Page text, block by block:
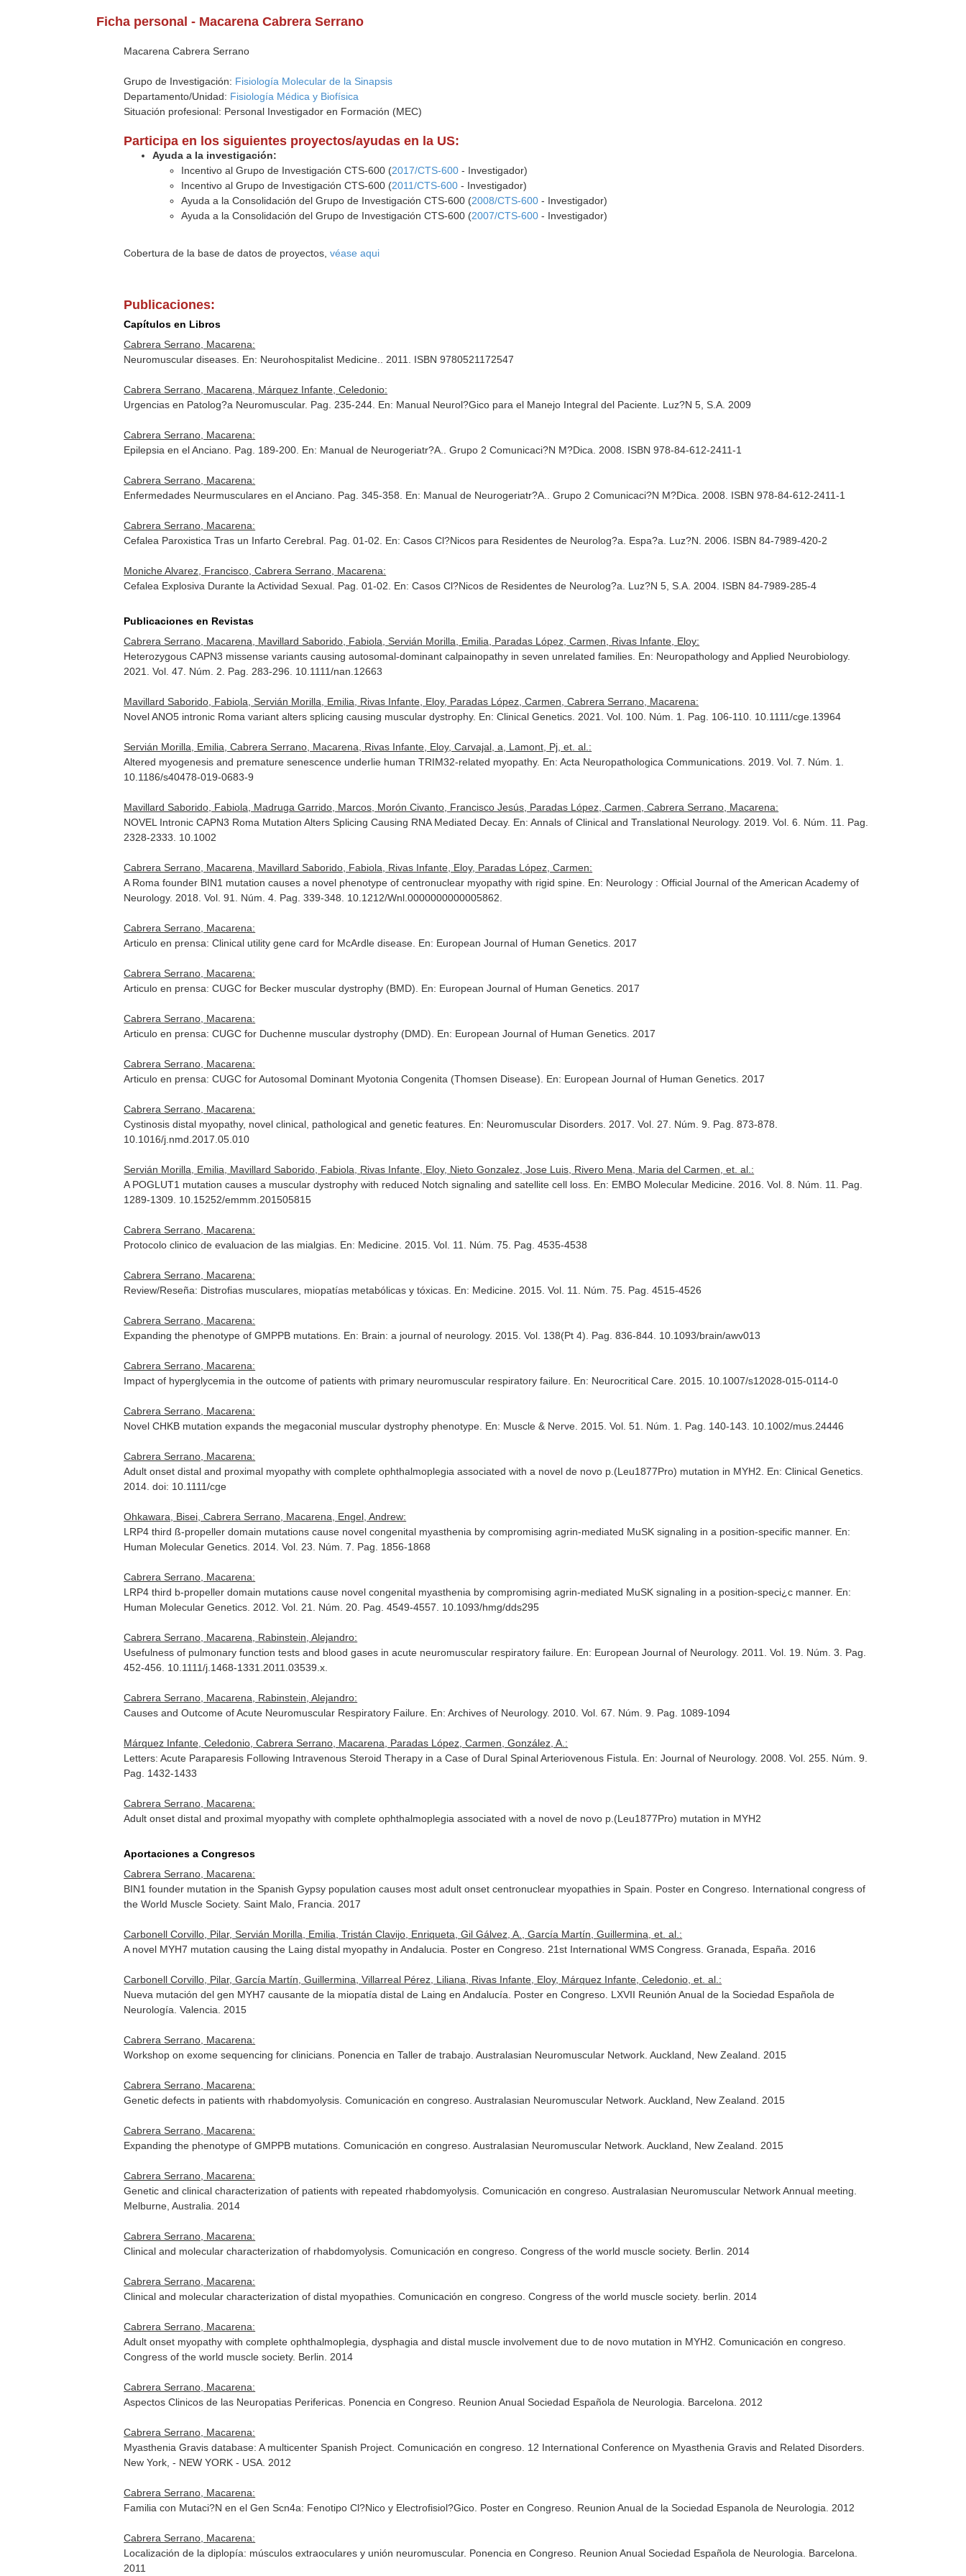
Ficha personal - Macarena Cabrera Serrano
Macarena Cabrera Serrano
Grupo de Investigación: Fisiología Molecular de la Sinapsis
Departamento/Unidad: Fisiología Médica y Biofísica
Situación profesional: Personal Investigador en Formación (MEC)
Participa en los siguientes proyectos/ayudas en la US:
Ayuda a la investigación:
Incentivo al Grupo de Investigación CTS-600 (2017/CTS-600 - Investigador)
Incentivo al Grupo de Investigación CTS-600 (2011/CTS-600 - Investigador)
Ayuda a la Consolidación del Grupo de Investigación CTS-600 (2008/CTS-600 - Investigador)
Ayuda a la Consolidación del Grupo de Investigación CTS-600 (2007/CTS-600 - Investigador)
Cobertura de la base de datos de proyectos,véase aqui
Publicaciones:
Capítulos en Libros
Cabrera Serrano, Macarena:
Neuromuscular diseases. En: Neurohospitalist Medicine. . 2011. ISBN 9780521172547
Cabrera Serrano, Macarena, Márquez Infante, Celedonio:
Urgencias en Patolog?a Neuromuscular. Pag. 235-244. En: Manual Neurol?Gico para el Manejo Integral del Paciente . Luz?N 5, S.A. 2009
Cabrera Serrano, Macarena:
Epilepsia en el Anciano. Pag. 189-200. En: Manual de Neurogeriatr?A. . Grupo 2 Comunicaci?N M?Dica. 2008. ISBN 978-84-612-2411-1
Cabrera Serrano, Macarena:
Enfermedades Neurmusculares en el Anciano. Pag. 345-358. En: Manual de Neurogeriatr?A. . Grupo 2 Comunicaci?N M?Dica. 2008. ISBN 978-84-612-2411-1
Cabrera Serrano, Macarena:
Cefalea Paroxistica Tras un Infarto Cerebral. Pag. 01-02. En: Casos Cl?Nicos para Residentes de Neurolog?a . Espa?a. Luz?N. 2006. ISBN 84-7989-420-2
Moniche Alvarez, Francisco, Cabrera Serrano, Macarena:
Cefalea Explosiva Durante la Actividad Sexual. Pag. 01-02. En: Casos Cl?Nicos de Residentes de Neurolog?a . Luz?N 5, S.A. 2004. ISBN 84-7989-285-4
Publicaciones en Revistas
Cabrera Serrano, Macarena, Mavillard Saborido, Fabiola, Servián Morilla, Emilia, Paradas López, Carmen, Rivas Infante, Eloy:
Heterozygous CAPN3 missense variants causing autosomal-dominant calpainopathy in seven unrelated families. En: Neuropathology and Applied Neurobiology.
2021. Vol. 47. Núm. 2. Pag. 283-296. 10.1111/nan.12663
Mavillard Saborido, Fabiola, Servián Morilla, Emilia, Rivas Infante, Eloy, Paradas López, Carmen, Cabrera Serrano, Macarena:
Novel ANO5 intronic Roma variant alters splicing causing muscular dystrophy. En: Clinical Genetics . 2021. Vol. 100. Núm. 1. Pag. 106-110. 10.1111/cge.13964
Servián Morilla, Emilia, Cabrera Serrano, Macarena, Rivas Infante, Eloy, Carvajal, a, Lamont, Pj, et. al.:
Altered myogenesis and premature senescence underlie human TRIM32-related myopathy. En: Acta Neuropathologica Communications . 2019. Vol. 7. Núm. 1.
10.1186/s40478-019-0683-9
Mavillard Saborido, Fabiola, Madruga Garrido, Marcos, Morón Civanto, Francisco Jesús, Paradas López, Carmen, Cabrera Serrano, Macarena:
NOVEL Intronic CAPN3 Roma Mutation Alters Splicing Causing RNA Mediated Decay. En: Annals of Clinical and Translational Neurology. 2019. Vol. 6. Núm. 11. Pag.
2328-2333. 10.1002
Cabrera Serrano, Macarena, Mavillard Saborido, Fabiola, Rivas Infante, Eloy, Paradas López, Carmen:
A Roma founder BIN1 mutation causes a novel phenotype of centronuclear myopathy with rigid spine. En: Neurology : Official Journal of the American Academy of
Neurology. 2018. Vol. 91. Núm. 4. Pag. 339-348. 10.1212/Wnl.0000000000005862.
Cabrera Serrano, Macarena:
Articulo en prensa: Clinical utility gene card for McArdle disease. En: European Journal of Human Genetics . 2017
Cabrera Serrano, Macarena:
Articulo en prensa: CUGC for Becker muscular dystrophy (BMD). En: European Journal of Human Genetics . 2017
Cabrera Serrano, Macarena:
Articulo en prensa: CUGC for Duchenne muscular dystrophy (DMD). En: European Journal of Human Genetics . 2017
Cabrera Serrano, Macarena:
Articulo en prensa: CUGC for Autosomal Dominant Myotonia Congenita (Thomsen Disease). En: European Journal of Human Genetics . 2017
Cabrera Serrano, Macarena:
Cystinosis distal myopathy, novel clinical, pathological and genetic features. En: Neuromuscular Disorders . 2017. Vol. 27. Núm. 9. Pag. 873-878.
10.1016/j.nmd.2017.05.010
Servián Morilla, Emilia, Mavillard Saborido, Fabiola, Rivas Infante, Eloy, Nieto Gonzalez, Jose Luis, Rivero Mena, Maria del Carmen, et. al.:
A POGLUT1 mutation causes a muscular dystrophy with reduced Notch signaling and satellite cell loss. En: EMBO Molecular Medicine . 2016. Vol. 8. Núm. 11. Pag.
1289-1309. 10.15252/emmm.201505815
Cabrera Serrano, Macarena:
Protocolo clinico de evaluacion de las mialgias. En: Medicine . 2015. Vol. 11. Núm. 75. Pag. 4535-4538
Cabrera Serrano, Macarena:
Review/Reseña: Distrofias musculares, miopatías metabólicas y tóxicas. En: Medicine . 2015. Vol. 11. Núm. 75. Pag. 4515-4526
Cabrera Serrano, Macarena:
Expanding the phenotype of GMPPB mutations. En: Brain: a journal of neurology. 2015. Vol. 138(Pt 4). Pag. 836-844. 10.1093/brain/awv013
Cabrera Serrano, Macarena:
Impact of hyperglycemia in the outcome of patients with primary neuromuscular respiratory failure. En: Neurocritical Care . 2015. 10.1007/s12028-015-0114-0
Cabrera Serrano, Macarena:
Novel CHKB mutation expands the megaconial muscular dystrophy phenotype. En: Muscle & Nerve . 2015. Vol. 51. Núm. 1. Pag. 140-143. 10.1002/mus.24446
Cabrera Serrano, Macarena:
Adult onset distal and proximal myopathy with complete ophthalmoplegia associated with a novel de novo p.(Leu1877Pro) mutation in MYH2. En: Clinical Genetics
2014. doi: 10.1111/cge
Ohkawara, Bisei, Cabrera Serrano, Macarena, Engel, Andrew:
LRP4 third ß-propeller domain mutations cause novel congenital myasthenia by compromising agrin-mediated MuSK signaling in a position-specific manner. En:
Human Molecular Genetics . 2014. Vol. 23. Núm. 7. Pag. 1856-1868
Cabrera Serrano, Macarena:
LRP4 third b-propeller domain mutations cause novel congenital myasthenia by compromising agrin-mediated MuSK signaling in a position-speci¿c manner. En:
Human Molecular Genetics . 2012. Vol. 21. Núm. 20. Pag. 4549-4557. 10.1093/hmg/dds295
Cabrera Serrano, Macarena, Rabinstein, Alejandro:
Usefulness of pulmonary function tests and blood gases in acute neuromuscular respiratory failure. En: European Journal of Neurology. 2011. Vol. 19. Núm. 3. Pag.
452-456. 10.1111/j.1468-1331.2011.03539.x.
Cabrera Serrano, Macarena, Rabinstein, Alejandro:
Causes and Outcome of Acute Neuromuscular Respiratory Failure. En: Archives of Neurology. 2010. Vol. 67. Núm. 9. Pag. 1089-1094
Márquez Infante, Celedonio, Cabrera Serrano, Macarena, Paradas López, Carmen, González, A.:
Letters: Acute Paraparesis Following Intravenous Steroid Therapy in a Case of Dural Spinal Arteriovenous Fistula. En: Journal of Neurology. 2008. Vol. 255. Núm. 9.
Pag. 1432-1433
Cabrera Serrano, Macarena:
Adult onset distal and proximal myopathy with complete ophthalmoplegia associated with a novel de novo p.(Leu1877Pro) mutation in MYH2
Aportaciones a Congresos
Cabrera Serrano, Macarena:
BIN1 founder mutation in the Spanish Gypsy population causes most adult onset centronuclear myopathies in Spain. Poster en Congreso. International congress of
the World Muscle Society. Saint Malo, Francia. 2017
Carbonell Corvillo, Pilar, Servián Morilla, Emilia, Tristán Clavijo, Enriqueta, Gil Gálvez, A., García Martín, Guillermina, et. al.:
A novel MYH7 mutation causing the Laing distal myopathy in Andalucia. Poster en Congreso. 21st International WMS Congress. Granada, España. 2016
Carbonell Corvillo, Pilar, García Martín, Guillermina, Villarreal Pérez, Liliana, Rivas Infante, Eloy, Márquez Infante, Celedonio, et. al.:
Nueva mutación del gen MYH7 causante de la miopatía distal de Laing en Andalucía. Poster en Congreso. LXVII Reunión Anual de la Sociedad Española de
Neurología. Valencia. 2015
Cabrera Serrano, Macarena:
Workshop on exome sequencing for clinicians. Ponencia en Taller de trabajo. Australasian Neuromuscular Network. Auckland, New Zealand. 2015
Cabrera Serrano, Macarena:
Genetic defects in patients with rhabdomyolysis. Comunicación en congreso. Australasian Neuromuscular Network. Auckland, New Zealand. 2015
Cabrera Serrano, Macarena:
Expanding the phenotype of GMPPB mutations. Comunicación en congreso. Australasian Neuromuscular Network. Auckland, New Zealand. 2015
Cabrera Serrano, Macarena:
Genetic and clinical characterization of patients with repeated rhabdomyolysis. Comunicación en congreso. Australasian Neuromuscular Network Annual meeting.
Melburne, Australia. 2014
Cabrera Serrano, Macarena:
Clinical and molecular characterization of rhabdomyolysis. Comunicación en congreso. Congress of the world muscle society. Berlin. 2014
Cabrera Serrano, Macarena:
Clinical and molecular characterization of distal myopathies. Comunicación en congreso. Congress of the world muscle society. berlin. 2014
Cabrera Serrano, Macarena:
Adult onset myopathy with complete ophthalmoplegia, dysphagia and distal muscle involvement due to de novo mutation in MYH2. Comunicación en congreso.
Congress of the world muscle society. Berlin. 2014
Cabrera Serrano, Macarena:
Aspectos Clinicos de las Neuropatias Perifericas. Ponencia en Congreso. Reunion Anual Sociedad Española de Neurologia. Barcelona. 2012
Cabrera Serrano, Macarena:
Myasthenia Gravis database: A multicenter Spanish Project. Comunicación en congreso. 12 International Conference on Myasthenia Gravis and Related Disorders.
New York, - NEW YORK - USA. 2012
Cabrera Serrano, Macarena:
Familia con Mutaci?N en el Gen Scn4a: Fenotipo Cl?Nico y Electrofisiol?Gico. Poster en Congreso. Reunion Anual de la Sociedad Espanola de Neurologia. 2012
Cabrera Serrano, Macarena:
Localización de la diplopía: músculos extraoculares y unión neuromuscular. Ponencia en Congreso. Reunion Anual Sociedad Española de Neurologia. Barcelona.
2011